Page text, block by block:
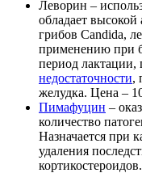
Леворин –
обладает
грибов Candida,
применению при
период лактации,
недостаточности,
желудка. Цена –
Пимафуцин –
количество
Назначается при
удаления